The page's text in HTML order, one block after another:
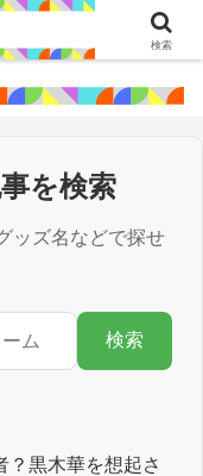
を検索
ッズ名などで探せ
検索
？黒木華を想起さ
検索